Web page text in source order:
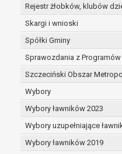
Rejestr żłobków, klubów
Skargi i wnioski
Spółki Gminy
Sprawozdania z
Szczeciński Obszar
Wybory
Wybory ławników 2023
Wybory uzupełniające
Wybory ławników 2019
osoba,
dane
dane
celu